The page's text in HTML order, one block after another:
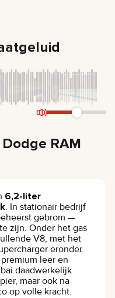
RAM
6,2-liter
. In stationair bedrijf
gebrom —
zijn. Onder het gas
V8, met het
eronder.
leer en
daadwerkelijk
maar ook na
op volle kracht.